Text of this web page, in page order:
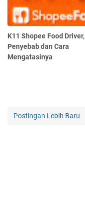
K11 Shopee Food Driver,
Penyebab dan Cara
Mengatasinya
Postingan Lebih Baru